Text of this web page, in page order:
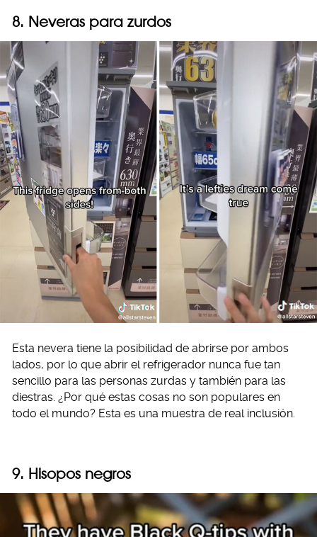
8. Neveras para zurdos
Esta nevera tiene la posibilidad de abrirse por ambos
lados, por lo que abrir el refrigerador nunca fue tan
sencillo para las personas zurdas y también para las
diestras. ¿Por qué estas cosas no son populares en
todo el mundo? Esta es una muestra de real inclusión.
9. Hisopos negros